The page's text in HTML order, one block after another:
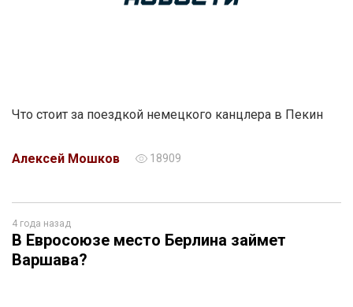
Что стоит за поездкой немецкого канцлера в Пекин
Алексей Мошков 18909
4 года назад
В Евросоюзе место Берлина займет
Варшава?